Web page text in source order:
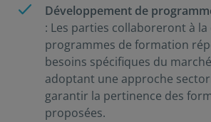
Développement de
: Les parties collaboreront à
programmes de formation
besoins spécifiques du
adoptant une approche
garantir la pertinence des
proposées.